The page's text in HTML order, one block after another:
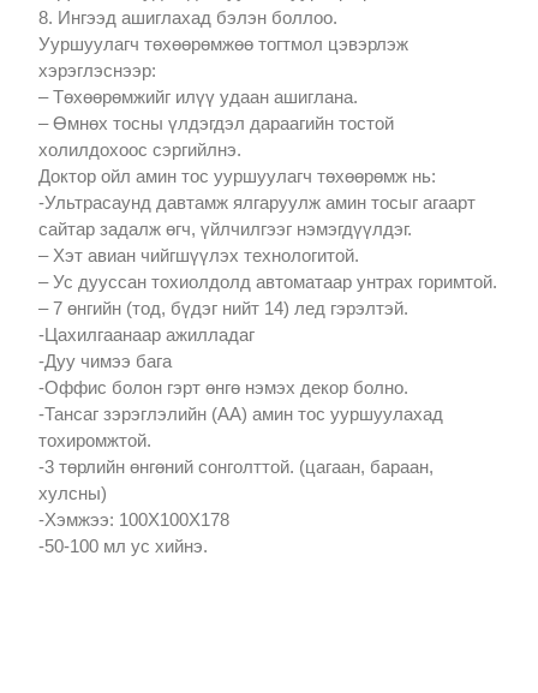
8. Ингээд ашиглахад бэлэн боллоо.
Ууршуулагч төхөөрөмжөө тогтмол цэвэрлэж
хэрэглэснээр:
– Төхөөрөмжийг илүү удаан ашиглана.
– Өмнөх тосны үлдэгдэл дараагийн тостой
холилдохоос сэргийлнэ.
Доктор ойл амин тос ууршуулагч төхөөрөмж нь:
-Ультрасаунд давтамж ялгаруулж амин тосыг агаарт
сайтар задалж өгч, үйлчилгээг нэмэгдүүлдэг.
– Хэт авиан чийгшүүлэх технологитой.
– Ус дууссан тохиолдолд автоматаар унтрах горимтой.
– 7 өнгийн (тод, бүдэг нийт 14) лед гэрэлтэй.
-Цахилгаанаар ажилладаг
-Дуу чимээ бага
-Оффис болон гэрт өнгө нэмэх декор болно.
-Тансаг зэрэглэлийн (АА) амин тос ууршуулахад
тохиромжтой.
-3 төрлийн өнгөний сонголттой. (цагаан, бараан,
хулсны)
-Хэмжээ: 100X100X178
-50-100 мл ус хийнэ.